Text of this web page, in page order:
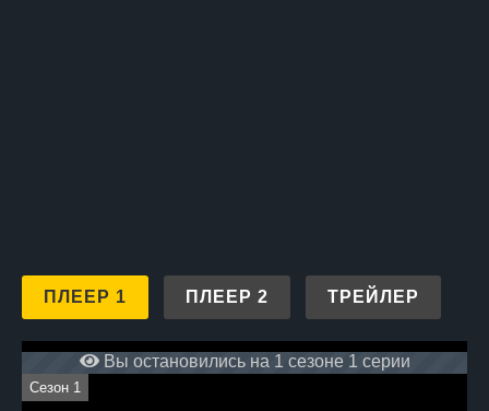
ПЛЕЕР 1 ПЛЕЕР 2 ТРЕЙЛЕР
Вы остановились на 1 сезоне 1 серии
Сезон 1